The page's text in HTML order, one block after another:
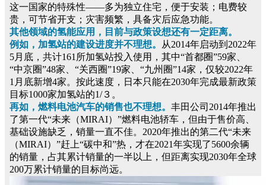
这一国家的特殊性——多为独立住宅，便于安装；电费较
贵，可节省开支；灾害频繁，具备灾后应急功能。
其他领域的氢能应用，目前与政策设想还有一定距离。
例如，加氢站的建设进度并不理想。 从2014年启动到2022年
5月底，共计161所加氢站投入使用，其中“首都圈”59家、
“中京圈”48家、“关西圈”19家、“九州圈”14家，仅较2022年
1月底新增4家。按此速度，日本只能在2030年完成最新政策
目标1000家加氢站的1/３。
再如，燃料电池汽车的销售也不理想。 丰田公司2014年推出
了第一代“未来（MIRAI）”燃料电池轿车，但由于售价高、
基础设施缺乏，销量一直不佳。2020年推出的第二代“未来
（MIRAI）”赶上“碳中和”热，才在2021年实现了5600余辆
的销量，占其累计销量的一半以上，但距离实现2030年全球
200万累计销量的目标尚远。